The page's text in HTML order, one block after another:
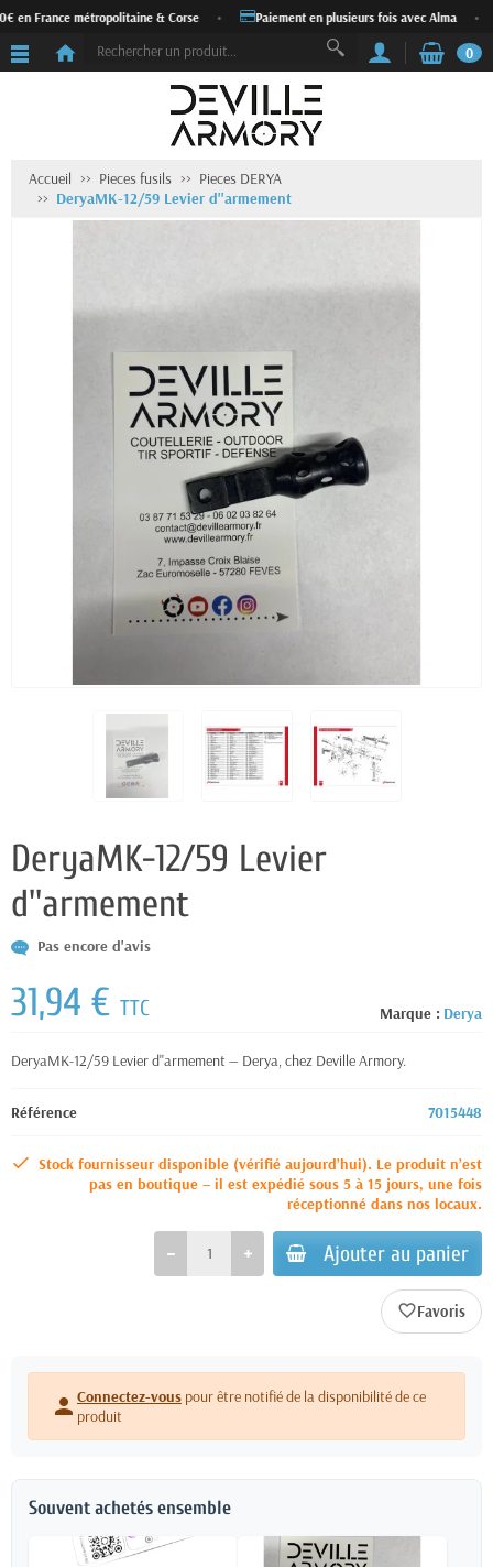
en France métropolitaine & Corse Paiement en plusieurs fois avec Alma
0
Accueil Pieces fusils
Pieces DERYA
DeryaMK-12/59 Levier d''armement
DeryaMK-12/59 Levier
d''armement
Pas encore d'avis
Marque : Derya
31,94 € TTC
DeryaMK-12/59 Levier d''armement — Derya, chez Deville Armory.
Référence 7015448
Stock fournisseur disponible (vérifié aujourd’hui). Le produit n’est
pas en boutique – il est expédié sous 5 à 15 jours, une fois
réceptionné dans nos locaux.
Ajouter au panier
favorite_border
person Connectez-vous pour être notifié de la disponibilité de ce
produit
Souvent achetés ensemble